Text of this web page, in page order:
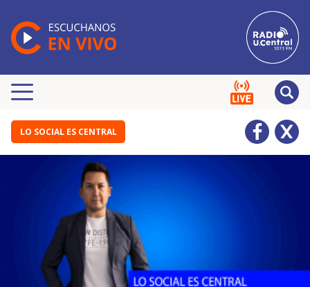
LO SOCIAL ES CENTRAL